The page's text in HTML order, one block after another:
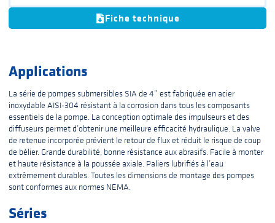
Fiche technique
Applications
La série de pompes submersibles SIA de 4” est fabriquée en acier
inoxydable AISI-304 résistant à la corrosion dans tous les composants
essentiels de la pompe. La conception optimale des impulseurs et des
diffuseurs permet d’obtenir une meilleure efficacité hydraulique. La valve
de retenue incorporée prévient le retour de flux et réduit le risque de coup
de bélier. Grande durabilité, bonne résistance aux abrasifs. Facile à monter
et haute résistance à la poussée axiale. Paliers lubrifiés à l’eau
extrêmement durables. Toutes les dimensions de montage des pompes
sont conformes aux normes NEMA.
Séries